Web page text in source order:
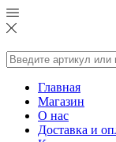
Поиск
ввода
Главная
Магазин
О нас
Доставка и